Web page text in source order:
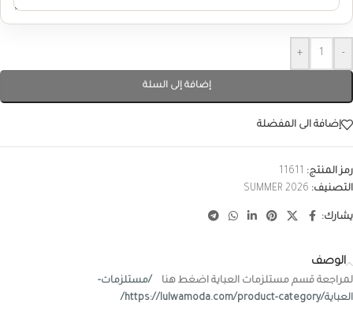
-
+
إضافة إلى السلة
إضافة الى المفضلة
رمز المنتج: 11611
التصنيف: SUMMER 2026
يشارك:
الوصف
لمراجعة قسم مستلزمات العباية اضغط هنا
/مستلزمات-
العباية/https://lulwamoda.com/product-category/